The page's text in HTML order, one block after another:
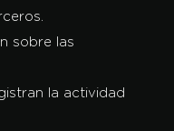
sobre las
la actividad